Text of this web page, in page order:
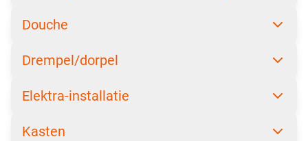
Douche
Drempel/dorpel
Elektra-installatie
Kasten